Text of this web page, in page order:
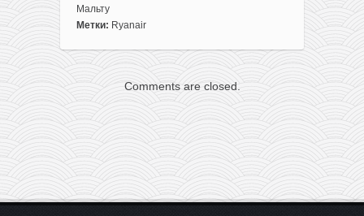
Венеция
и
одной
Литвы
всего
за
54€!
мае)
Мальту
Метки: Ryanair
Comments are closed.